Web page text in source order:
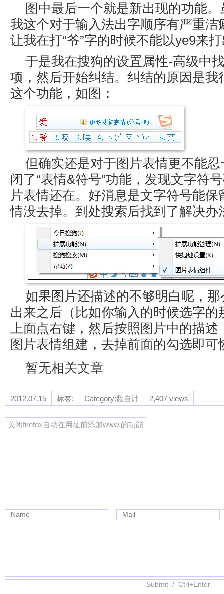
图中最后一个就是新出现的功能
我这个对于输入法出字顺序有严重
让我在打“爷”字的时候不能以ye9来
于是我在搜狗的设置属性-高级中
项，然后开始纠结。纠结的原因是
这个功能，如图：
但确实还是对于图片表情更不能
闭了“表情&符号”功能，发现文字符
片表情还在。好消息是文字符号能
情没去掉。到处搜索后找到了解决办
如果图片还描述的不够明白呢，
出来之后（比如你输入的时候选字
上面点右键，然后按照图片中的描
图片表情组建，去掉前面的勾选即可
暂无相关文章
2012.07.15 标签: Category:数自计 2,407 views
关闭firefox自动在网址前添加www.的功能
Name Mail